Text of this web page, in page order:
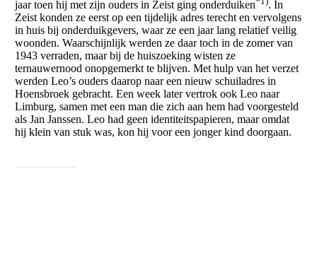
jaar toen hij met zijn ouders in Zeist ging onderduiken
. In
Zeist konden ze eerst op een tijdelijk adres terecht en vervolgens
in huis bij onderduikgevers, waar ze een jaar lang relatief veilig
woonden. Waarschijnlijk werden ze daar toch in de zomer van
1943 verraden, maar bij de huiszoeking wisten ze
ternauwernood onopgemerkt te blijven. Met hulp van het verzet
werden Leo’s ouders daarop naar een nieuw schuiladres in
Hoensbroek gebracht. Een week later vertrok ook Leo naar
Limburg, samen met een man die zich aan hem had voorgesteld
als Jan Janssen. Leo had geen identiteitspapieren, maar omdat
hij klein van stuk was, kon hij voor een jonger kind doorgaan.